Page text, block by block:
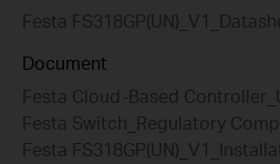
Festa
Document
Festa Cloud-Based
Festa Switch_Regulatory
Festa